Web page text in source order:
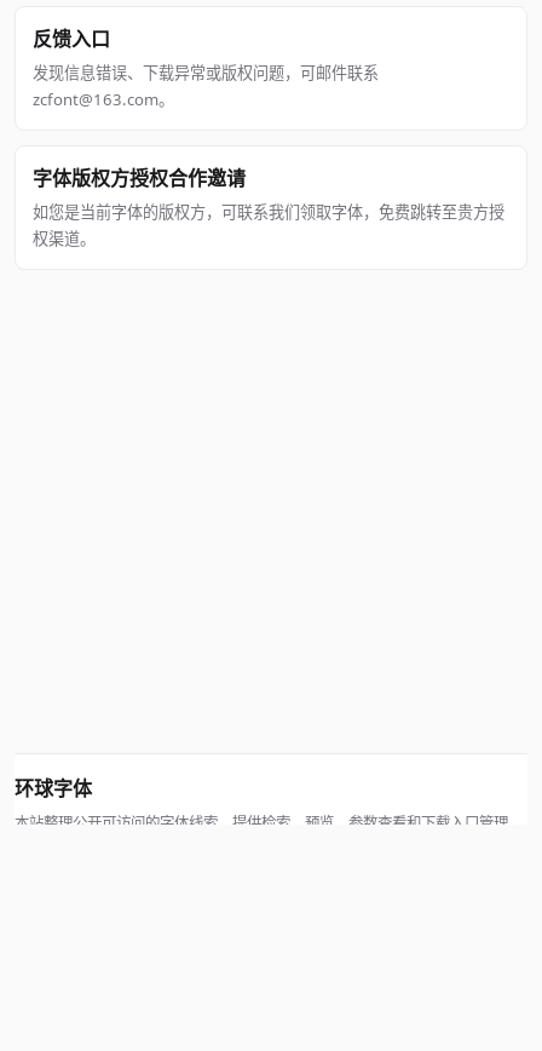
反馈入口
发现信息错误、下载异常或版权问题，可邮件联系
zcfont@163.com。
字体版权方授权合作邀请
如您是当前字体的版权方，可联系我们领取字体，免费跳转至贵方授
权渠道。
环球字体
本站整理公开可访问的字体线索，提供检索、预览、参数查看和下载入口管理。